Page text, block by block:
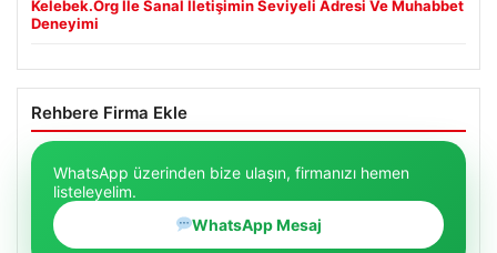
Kelebek.Org İle Sanal İletişimin Seviyeli Adresi Ve Muhabbet
Deneyimi
Rehbere Firma Ekle
WhatsApp üzerinden bize ulaşın, firmanızı hemen
listeleyelim.
WhatsApp Mesaj